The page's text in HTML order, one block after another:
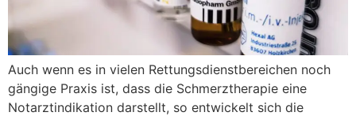
Auch wenn es in vielen Rettungsdienstbereichen noch
gängige Praxis ist, dass die Schmerztherapie eine
Notarztindikation darstellt, so entwickelt sich die